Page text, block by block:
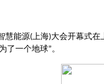
慧能源(上海)大会开幕式在
为了一个地球”。